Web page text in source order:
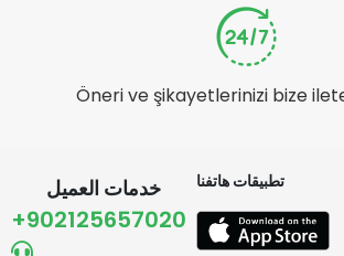
Öneri ve şikayetlerinizi bize
خدمات العميل
+902125657020
تطبيقات هاتفنا